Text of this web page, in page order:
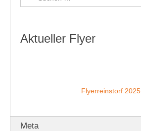
Aktueller Flyer
Flyerreinstorf 2025
Meta